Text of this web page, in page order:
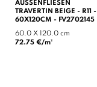
AUSSENFLIESEN T
RAVERTIN BEIGE - R11 - 6
0X120CM - FV2702145
60.0 X 120.0 cm
72.75 €/m²